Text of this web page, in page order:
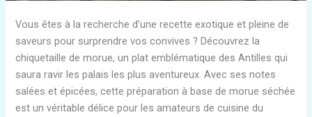
Vous êtes à la recherche d’une recette exotique et pleine de
saveurs pour surprendre vos convives ? Découvrez la
chiquetaille de morue, un plat emblématique des Antilles qui
saura ravir les palais les plus aventureux. Avec ses notes
salées et épicées, cette préparation à base de morue séchée
est un véritable délice pour les amateurs de cuisine du